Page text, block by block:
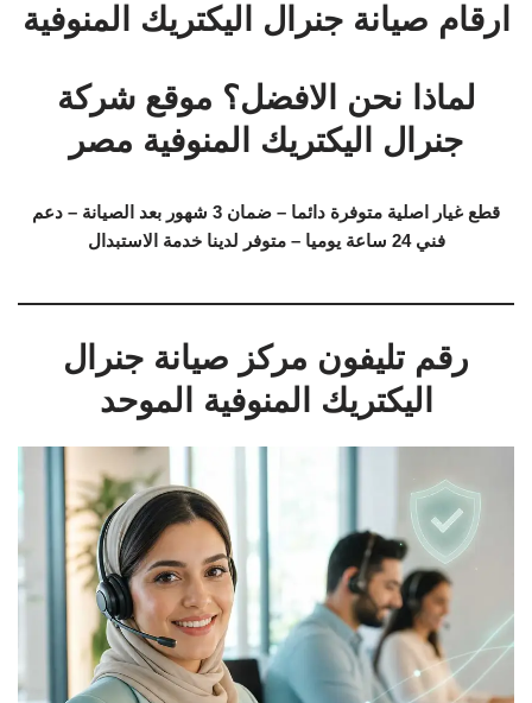
ارقام صيانة جنرال اليكتريك المنوفية
لماذا نحن الافضل؟ موقع شركة
جنرال اليكتريك المنوفية مصر
قطع غيار اصلية متوفرة دائما – ضمان 3 شهور بعد الصيانة – دعم
فني 24 ساعة يوميا – متوفر لدينا خدمة الاستبدال
رقم تليفون مركز صيانة جنرال
اليكتريك المنوفية الموحد